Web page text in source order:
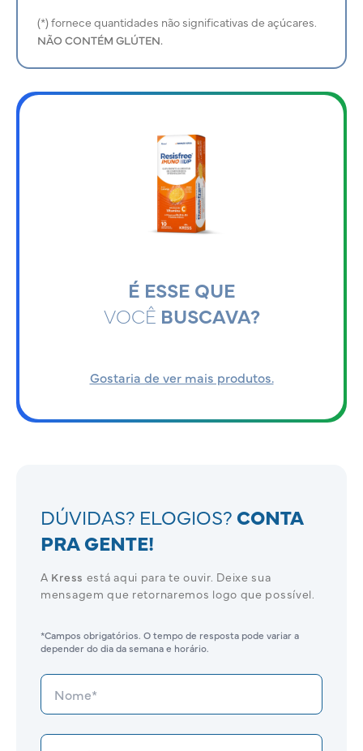
(*) fornece quantidades não significativas de açúcares.
NÃO CONTÉM GLÚTEN.
É ESSE QUE
VOCÊ BUSCAVA?
Gostaria de ver mais produtos.
DÚVIDAS? ELOGIOS? CONTA
PRA GENTE!
A Kress está aqui para te ouvir. Deixe sua
mensagem que retornaremos logo que possível.
*Campos obrigatórios. O tempo de resposta pode variar a
depender do dia da semana e horário.